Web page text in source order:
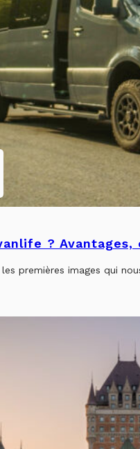
?
premières images qui